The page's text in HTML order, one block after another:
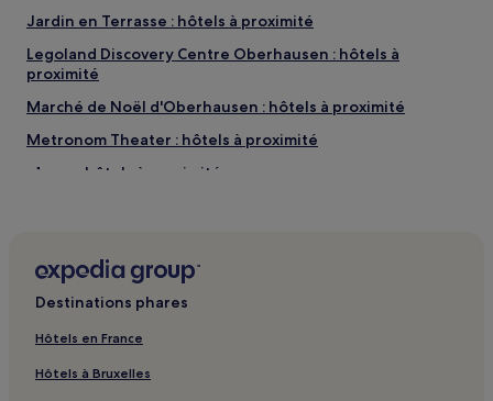
Jardin en Terrasse : hôtels à proximité
Legoland Discovery Centre Oberhausen : hôtels à
proximité
Marché de Noël d'Oberhausen : hôtels à proximité
Metronom Theater : hôtels à proximité
Moers : hôtels à proximité
Gare de Bottrop-Vonderort : hôtels à proximité
Löhnen : hôtels
Friedrichsfeld : hôtels
Plage de Tenderingssee : hôtels à proximité
Destinations phares
Hôtels en France
Hôtels à Bruxelles